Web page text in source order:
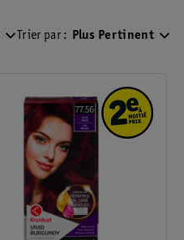
Trier par : Plus Pertinent